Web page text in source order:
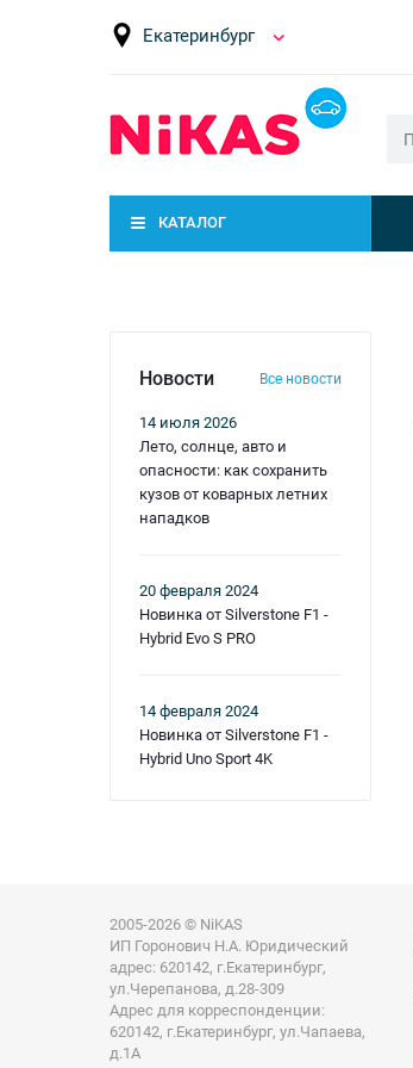
Екатеринбург
КАТАЛОГ
Новости Все новости
14 июля 2026
Лето, солнце, авто и
опасности: как сохранить
кузов от коварных летних
нападков
20 февраля 2024
Новинка от Silverstone F1 -
Hybrid Evo S PRO
14 февраля 2024
Новинка от Silverstone F1 -
Hybrid Uno Sport 4K
2005-2026 © NiKAS
ИП Горонович Н.А. Юридический
адрес: 620142, г.Екатеринбург,
ул.Черепанова, д.28-309
Адрес для корреспонденции:
620142, г.Екатеринбург, ул.Чапаева,
д.1А